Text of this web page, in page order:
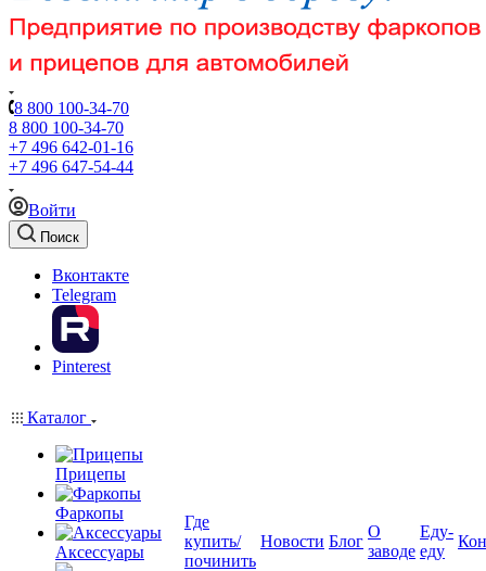
8 800 100-34-70
8 800 100-34-70
+7 496 642-01-16
+7 496 647-54-44
Войти
Поиск
Вконтакте
Telegram
Pinterest
Каталог
Прицепы
Фаркопы
Аксессуары
Где
купить/
починить
Новости Блог
О
заводе
Еду-
еду